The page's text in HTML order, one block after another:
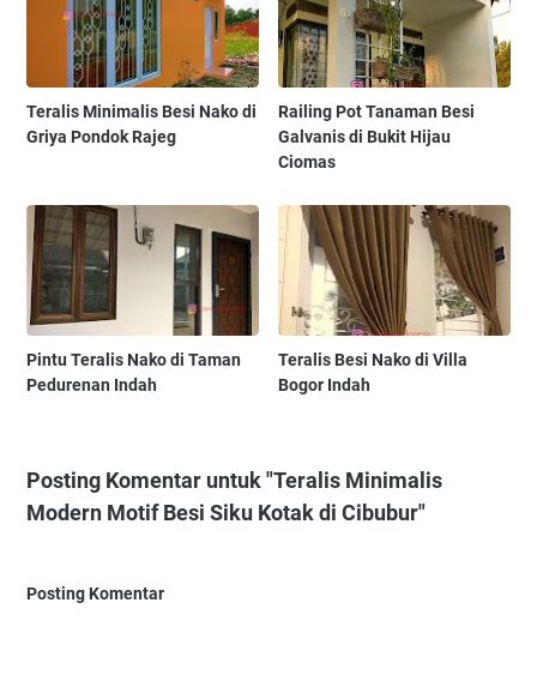
Teralis Minimalis Besi Nako di
Griya Pondok Rajeg
Railing Pot Tanaman Besi
Galvanis di Bukit Hijau
Ciomas
Pintu Teralis Nako di Taman
Pedurenan Indah
Teralis Besi Nako di Villa
Bogor Indah
Posting Komentar untuk "Teralis Minimalis
Modern Motif Besi Siku Kotak di Cibubur"
Posting Komentar